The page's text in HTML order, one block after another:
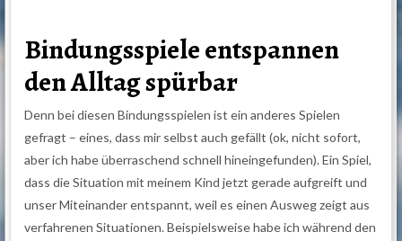
Bindungsspiele entspannen
den Alltag spürbar
Denn bei diesen Bindungsspielen ist ein anderes Spielen
gefragt – eines, dass mir selbst auch gefällt (ok, nicht sofort,
aber ich habe überraschend schnell hineingefunden). Ein Spiel,
dass die Situation mit meinem Kind jetzt gerade aufgreift und
unser Miteinander entspannt, weil es einen Ausweg zeigt aus
verfahrenen Situationen. Beispielsweise habe ich während den